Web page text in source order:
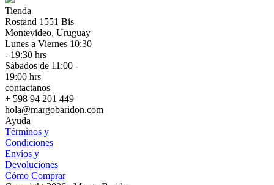
Tienda
Rostand 1551 Bis
Montevideo, Uruguay
Lunes a Viernes 10:30
- 19:30 hrs
Sábados de 11:00 -
19:00 hrs
contactanos
+ 598 94 201 449
hola@margobaridon.com
Ayuda
Términos y
Condiciones
Envíos y
Devoluciones
Cómo Comprar